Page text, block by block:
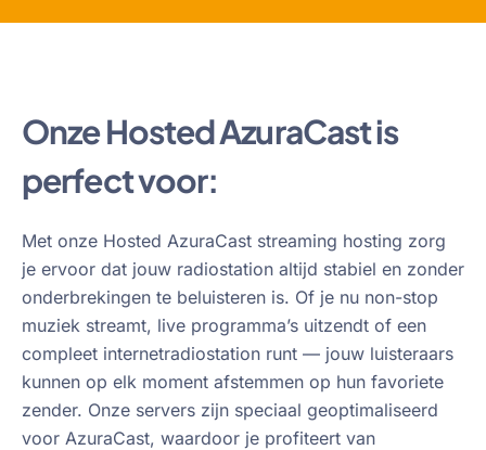
Onze Hosted AzuraCast is
perfect voor:
Met onze Hosted AzuraCast streaming hosting zorg
je ervoor dat jouw radiostation altijd stabiel en zonder
onderbrekingen te beluisteren is. Of je nu non-stop
muziek streamt, live programma’s uitzendt of een
compleet internetradiostation runt — jouw luisteraars
kunnen op elk moment afstemmen op hun favoriete
zender. Onze servers zijn speciaal geoptimaliseerd
voor AzuraCast, waardoor je profiteert van